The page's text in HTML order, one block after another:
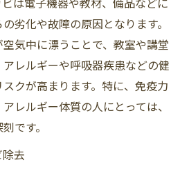
劣化や故障の原因となります。
気中に漂うことで、教室や講堂
レルギーや呼吸器疾患などの健
クが高まります。特に、免疫力
レルギー体質の人にとっては、
です。
去